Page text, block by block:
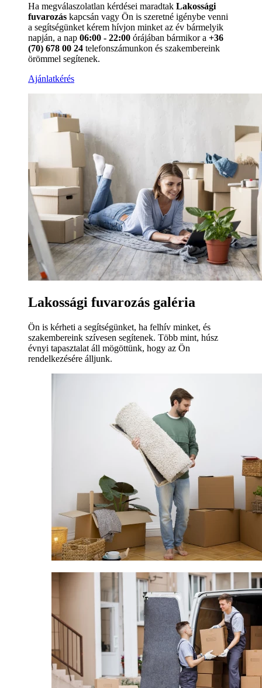
Ha megválaszolatlan kérdései maradtak Lakossági
fuvarozás kapcsán vagy Ön is szeretné igénybe venni
a segítségünket kérem hívjon minket az év bármelyik
napján, a nap 06:00 - 22:00 órájában bármikor a +36
(70) 678 00 24 telefonszámunkon és szakembereink
örömmel segítenek.
Ajánlatkérés
Lakossági fuvarozás galéria
Ön is kérheti a segítségünket, ha felhív minket, és
szakembereink szívesen segítenek. Több mint, húsz
évnyi tapasztalat áll mögöttünk, hogy az Ön
rendelkezésére álljunk.